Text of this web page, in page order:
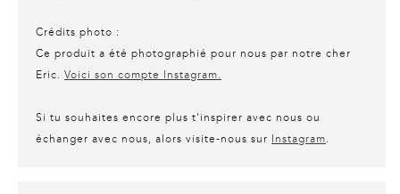
Crédits photo :
Ce produit a été photographié pour nous par notre cher
Eric. Voici son compte Instagram.
Si tu souhaites encore plus t'inspirer avec nous ou
échanger avec nous, alors visite-nous sur Instagram